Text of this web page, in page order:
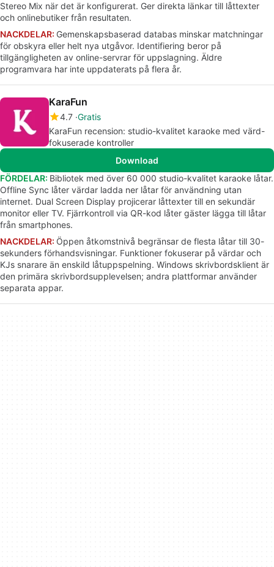
Stereo Mix när det är konfigurerat. Ger direkta länkar till låttexter
och onlinebutiker från resultaten.
NACKDELAR: Gemenskapsbaserad databas minskar matchningar
för obskyra eller helt nya utgåvor. Identifiering beror på
tillgängligheten av online-servrar för uppslagning. Äldre
programvara har inte uppdaterats på flera år.
KaraFun
4.7 Gratis
KaraFun recension: studio-kvalitet karaoke med värd-
fokuserade kontroller
Download
FÖRDELAR: Bibliotek med över 60 000 studio-kvalitet karaoke låtar.
Offline Sync låter värdar ladda ner låtar för användning utan
internet. Dual Screen Display projicerar låttexter till en sekundär
monitor eller TV. Fjärrkontroll via QR-kod låter gäster lägga till låtar
från smartphones.
NACKDELAR: Öppen åtkomstnivå begränsar de flesta låtar till 30-
sekunders förhandsvisningar. Funktioner fokuserar på värdar och
KJs snarare än enskild låtuppspelning. Windows skrivbordsklient är
den primära skrivbordsupplevelsen; andra plattformar använder
separata appar.